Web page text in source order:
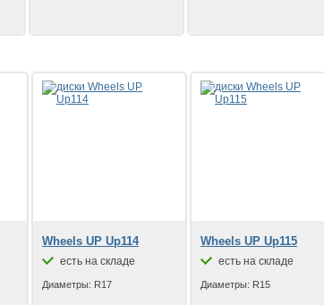
Wheels UP Up114
есть на складе
Диаметры: R17
Wheels UP Up115
есть на складе
Диаметры: R15